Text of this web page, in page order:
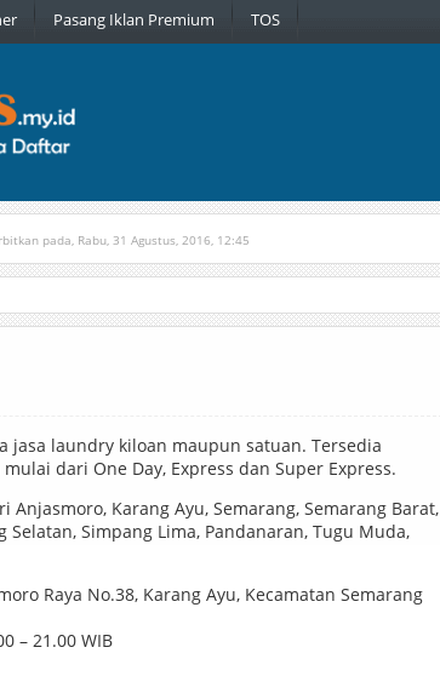
Pasang Iklan Premium TOS
pada, Rabu, 31 Agustus, 2016, 12:45
Putih
jasa laundry kiloan maupun satuan. Tersedia
dari One Day, Express dan Super Express.
Karang Ayu, Semarang, Semarang Barat,
Simpang Lima, Pandanaran, Tugu Muda,
Raya No.38, Karang Ayu, Kecamatan Semarang
– 21.00 WIB